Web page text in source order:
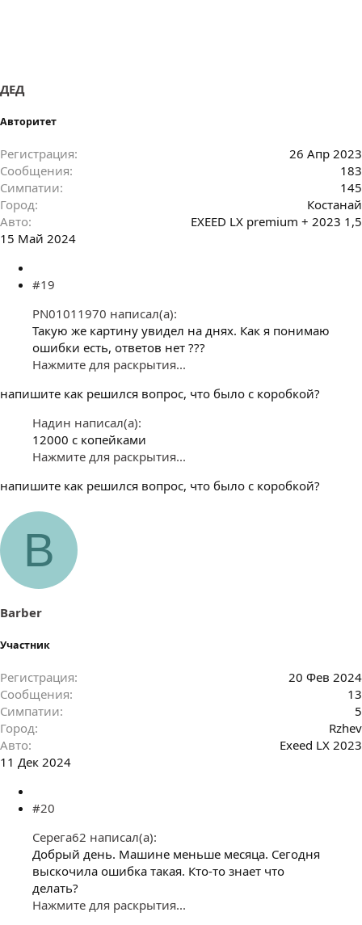
ДЕД
Авторитет
Регистрация
26 Апр 2023
Сообщения
183
Симпатии
145
Город
Костанай
Авто
EXEED LX premium + 2023 1,5
15 Май 2024
#19
PN01011970 написал(а):
Такую же картину увидел на днях. Как я понимаю
ошибки есть, ответов нет ???
Нажмите для раскрытия...
напишите как решился вопрос, что было с коробкой?
Надин написал(а):
12000 с копейками
Нажмите для раскрытия...
напишите как решился вопрос, что было с коробкой?
B
Barber
Участник
Регистрация
20 Фев 2024
Сообщения
13
Симпатии
5
Город
Rzhev
Авто
Exeed LX 2023
11 Дек 2024
#20
Серега62 написал(а):
Добрый день. Машине меньше месяца. Сегодня
выскочила ошибка такая. Кто-то знает что
делать?
Нажмите для раскрытия...